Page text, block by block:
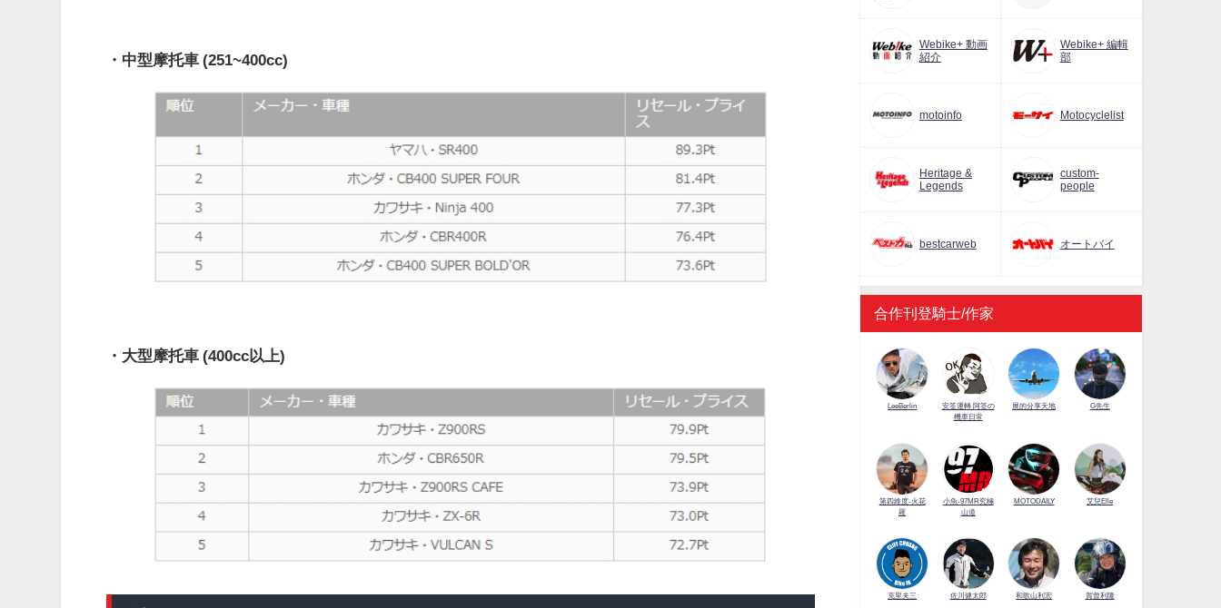
・中型摩托車 (251~400cc)
・大型摩托車 (400cc以上)
Webike+ 動画
紹介
Webike+ 編輯
部
motoinfo Motocyclelist
Heritage &
Legends
custom-
people
bestcarweb オートバイ
合作刊登騎士/作家
LeeBerlin
安筌運轉 阿筌の
機車日常
展的分享天地 G先生
第四維度-火花
羅
小魚-97MR究極
山道
MOTODAILY 艾兒Elle
克里夫三 佐川健太郎 和歌山利宏 賀曾利隆